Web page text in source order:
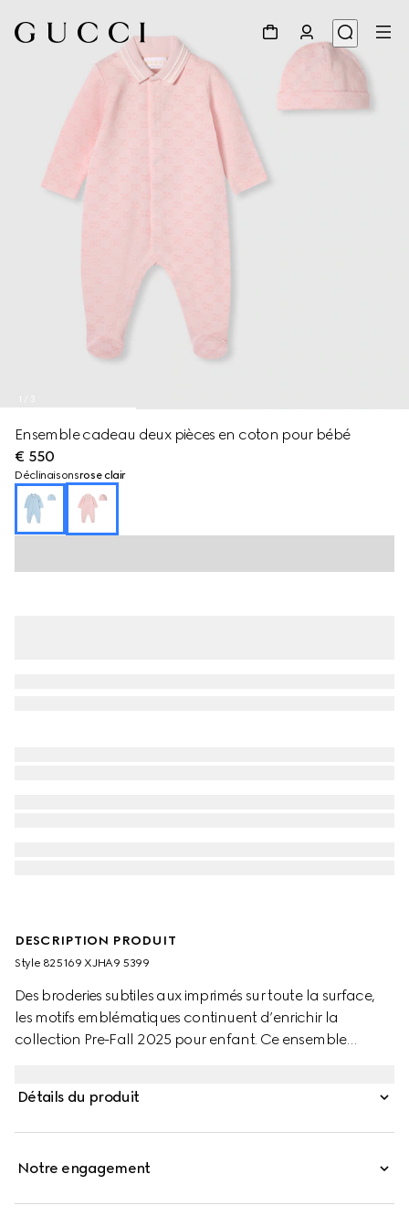
Ensemble cadeau deux pièces en coton pour bébé
€ 550
Déclinaisonsrose clair
DESCRIPTION PRODUIT
Style ‎825169 XJHA9 5399
Des broderies subtiles aux imprimés sur toute la surface,
les motifs emblématiques continuent d’enrichir la
collection Pre-Fall 2025 pour enfant. Ce ensemble
manches longues et un bonnet assorti.
Détails du produit
Notre engagement